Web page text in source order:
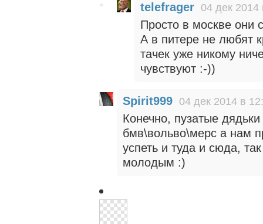
telefrager 04 дек 2014
Просто в москве они
А в питере не любят
тачек уже никому
чувствуют :-))
Spirit999 04 дек 2014 в
Конечно, пузатые
бмв\вольво\мерс а нам
успеть и туда и сюда,
молодым :)